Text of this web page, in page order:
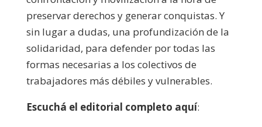
preservar derechos y generar conquistas. Y
sin lugar a dudas, una profundización de la
solidaridad, para defender por todas las
formas necesarias a los colectivos de
trabajadores más débiles y vulnerables.
Escuchá el editorial completo aquí: